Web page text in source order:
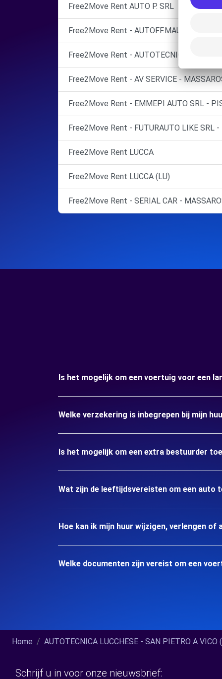
Free2Move Rent AUTO P. SRL
Free2Move Rent - AUTOFF.MAURO DI
Free2Move Rent - AUTOTECNICA
Free2Move Rent - AV SERVICE -
Free2Move Rent - EMMEPI AUTO SRL -
Free2Move Rent - FUTURAUTO LIKE SRL -
Free2Move Rent LUCCA
Free2Move Rent LUCCA (LU)
Free2Move Rent - SERIAL CAR -
Is het mogelijk om een voertuig voor een
Welke verzekering is inbegrepen bij mijn
Is het mogelijk om een extra bestuurder
Wat zijn de leeftijdsvereisten om een auto
Hoe kan ik mijn huur wijzigen, verlengen of
Welke documenten zijn vereist om een
Home AUTOTECNICA LUCCHESE - SAN PIETRO A VICO
Schrijf u in voor onze nieuwsbrief: